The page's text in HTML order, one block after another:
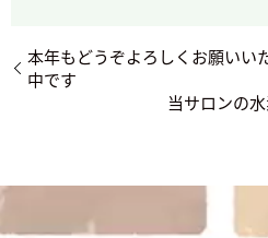
本年もどうぞよろしくお願いい
中です
当サロンの